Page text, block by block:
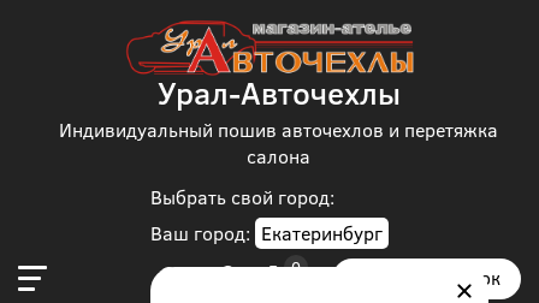
Выбрать свой город:
Ваш город: Екатеринбург
Урал-Авточехлы
Индивидуальный пошив авточехлов и перетяжка
салона
Заказать звонок